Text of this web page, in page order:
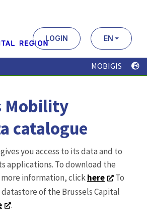
LOGIN EN
MOBIGIS
Mobility
catalogue
you access to its data and to
applications. To download the
information, clickhere
To
of the Brussels Capital
.